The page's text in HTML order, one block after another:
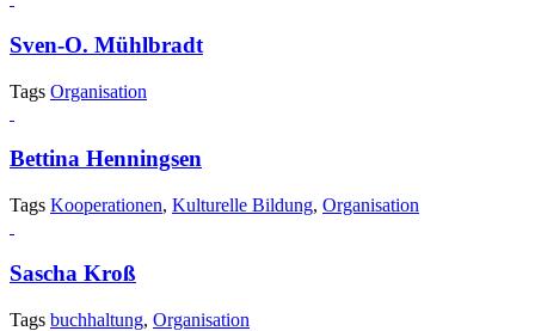
Sven-O. Mühlbradt
Tags Organisation
Bettina Henningsen
Tags Kooperationen, Kulturelle Bildung, Organisation
Sascha Kroß
Tags buchhaltung, Organisation